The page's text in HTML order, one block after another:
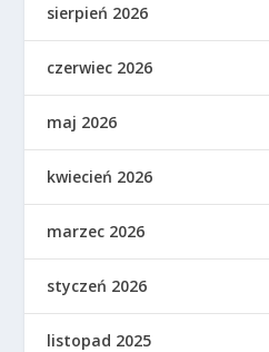
sierpień 2026
czerwiec 2026
maj 2026
kwiecień 2026
marzec 2026
styczeń 2026
listopad 2025